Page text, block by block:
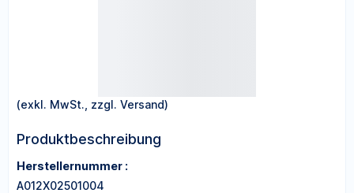
(exkl. MwSt., zzgl. Versand)
Produktbeschreibung
Herstellernummer :
A012X02501004